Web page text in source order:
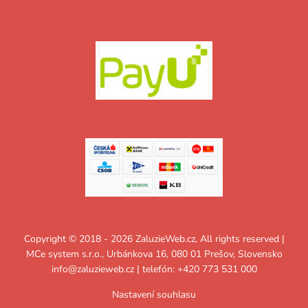
Copyright © 2018 - 2026 ZaluzieWeb.cz, All rights reserved |
MCe system s.r.o., Urbánkova 16, 080 01 Prešov, Slovensko
info@zaluzieweb.cz| telefón: +420 773 531 000
Nastavení souhlasu